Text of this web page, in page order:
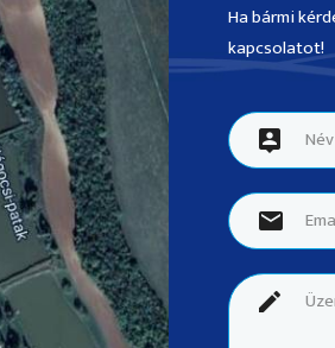
Ha bármi
kapcsolatot!